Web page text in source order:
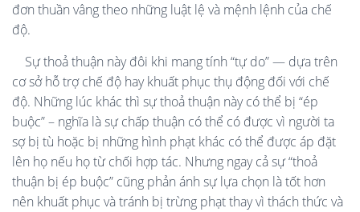
đơn thuần vâng theo những luật lệ và mệnh lệnh của chế
độ.
Sự thoả thuận này đôi khi mang tính “tự do” — dựa trên
cơ sở hỗ trợ chế độ hay khuất phục thụ động đối với chế
độ. Những lúc khác thì sự thoả thuận này có thể bị “ép
buộc” – nghĩa là sự chấp thuận có thể có được vì người ta
sợ bị tù hoặc bị những hình phạt khác có thể được áp đặt
lên họ nếu họ từ chối hợp tác. Nhưng ngay cả sự “thoả
thuận bị ép buộc” cũng phản ánh sự lựa chọn là tốt hơn
nên khuất phục và tránh bị trừng phạt thay vì thách thức và